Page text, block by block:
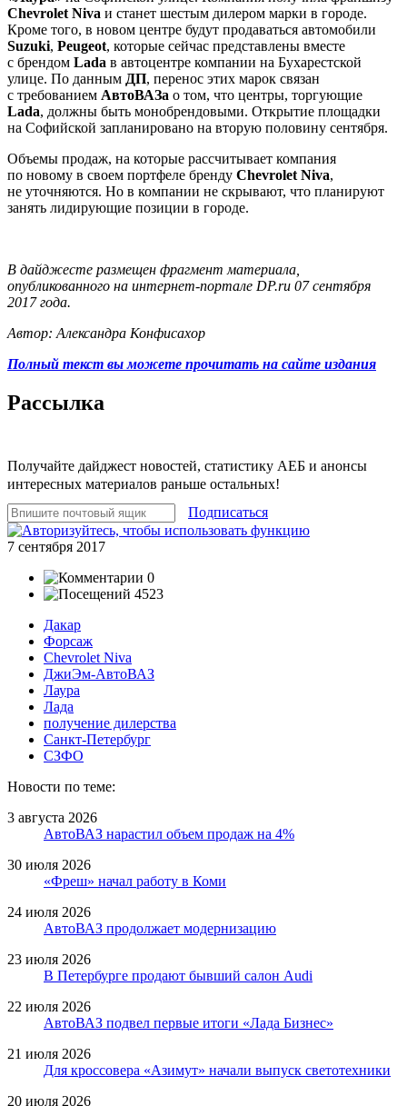
Chevrolet Niva и станет шестым дилером марки в городе.
Кроме того, в новом центре будут продаваться автомобили
Suzuki, Peugeot, которые сейчас представлены вместе
с брендом Lada в автоцентре компании на Бухарестской
улице. По данным ДП, перенос этих марок связан
с требованием АвтоВАЗа о том, что центры, торгующие
Lada, должны быть монобрендовыми. Открытие площадки
на Софийской запланировано на вторую половину сентября.
Объемы продаж, на которые рассчитывает компания
по новому в своем портфеле бренду Chevrolet Niva,
не уточняются. Но в компании не скрывают, что планируют
занять лидирующие позиции в городе.
В дайджесте размещен фрагмент материала,
опубликованного на интернет-портале DP.ru 07 сентября
2017 года.
Автор: Александра Конфисахор
Полный текст вы можете прочитать на сайте издания
Рассылка
Получайте дайджест новостей, статистику АЕБ и анонсы
интересных материалов раньше остальных!
Подписаться
7 сентября 2017
0
4523
Дакар
Форсаж
Chevrolet Niva
ДжиЭм-АвтоВАЗ
Лаура
Лада
получение дилерства
Санкт-Петербург
СЗФО
Новости по теме:
3 августа 2026
АвтоВАЗ нарастил объем продаж на 4%
30 июля 2026
«Фреш» начал работу в Коми
24 июля 2026
АвтоВАЗ продолжает модернизацию
23 июля 2026
В Петербурге продают бывший салон Audi
22 июля 2026
АвтоВАЗ подвел первые итоги «Лада Бизнес»
21 июля 2026
Для кроссовера «Азимут» начали выпуск светотехники
20 июля 2026